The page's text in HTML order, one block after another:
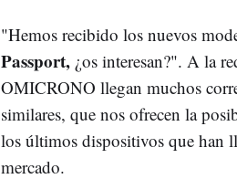
"Hemos recibido los nuevos
Passport, ¿os interesan?". A la
OMICRONO llegan muchos
similares, que nos ofrecen la
los últimos dispositivos que han
mercado.